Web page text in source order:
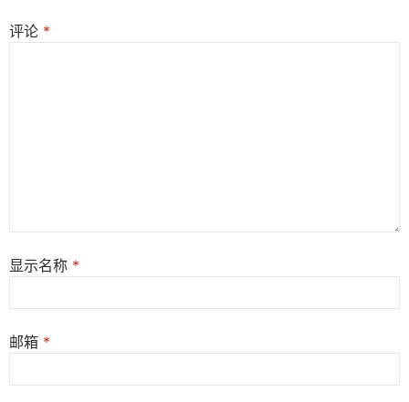
评论 *
显示名称 *
邮箱 *